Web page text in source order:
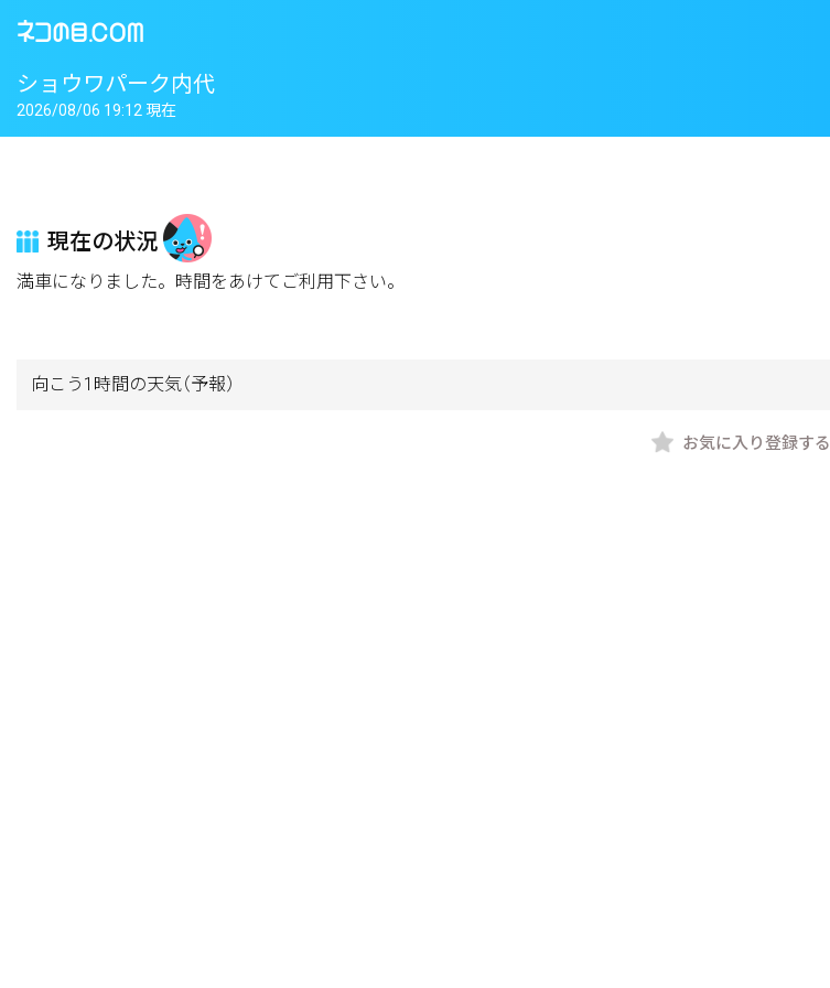
ショウワパーク内代
2026/08/06 19:12 現在
現在の状況
満車になりました。時間をあけてご利用下さい。
向こう1時間の天気（予報）
お気に入り登録する